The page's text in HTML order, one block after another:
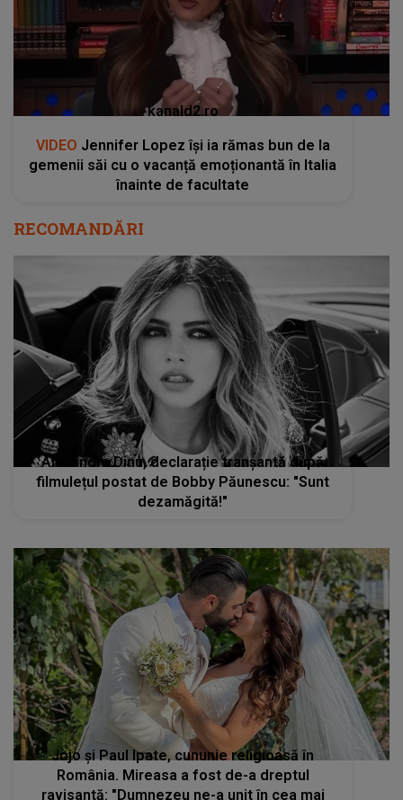
kanald2.ro
VIDEO Jennifer Lopez își ia rămas bun de la
gemenii săi cu o vacanță emoționantă în Italia
înainte de facultate
RECOMANDĂRI
Alexandra Dinu, declarație tranșantă după
filmulețul postat de Bobby Păunescu: "Sunt
dezamăgită!"
Jojo și Paul Ipate, cununie religioasă în
România. Mireasa a fost de-a dreptul
ravisantă: "Dumnezeu ne-a unit în cea mai